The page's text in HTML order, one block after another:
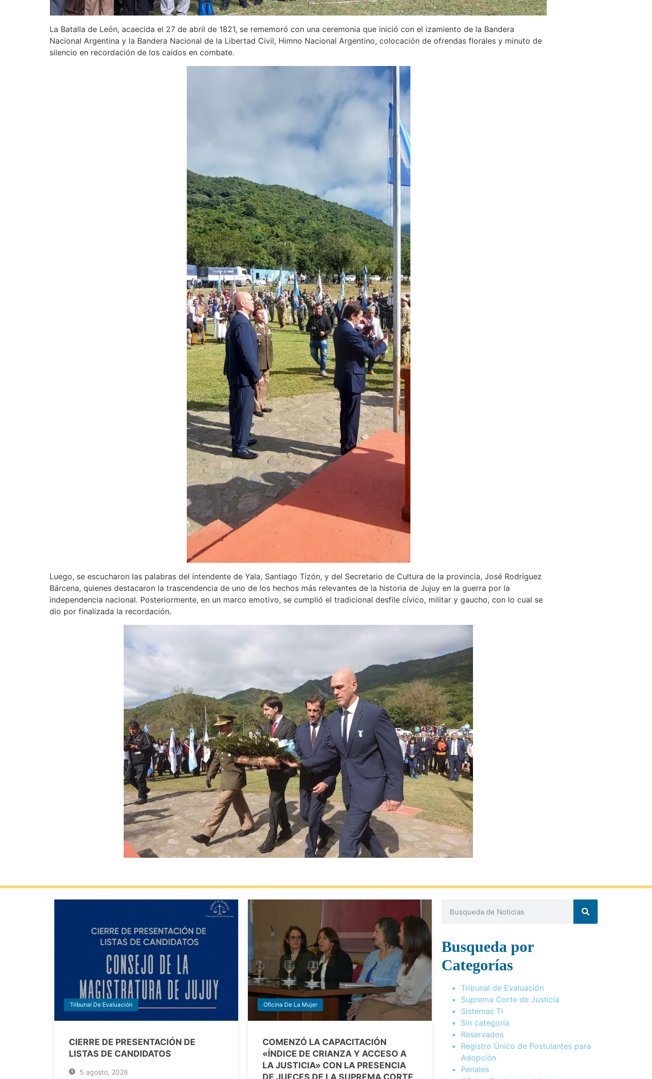
La Batalla de León, acaecida el 27 de abril de 1821, se rememoró con una ceremonia que inició con el izamiento de la Bandera
Nacional Argentina y la Bandera Nacional de la Libertad Civil, Himno Nacional Argentino, colocación de ofrendas florales y minuto de
silencio en recordación de los caídos en combate.
Luego, se escucharon las palabras del intendente de Yala, Santiago Tizón, y del Secretario de Cultura de la provincia, José Rodríguez
Bárcena, quienes destacaron la trascendencia de uno de los hechos más relevantes de la historia de Jujuy en la guerra por la
independencia nacional. Posteriormente, en un marco emotivo, se cumplió el tradicional desfile cívico, militar y gaucho, con lo cual se
dio por finalizada la recordación.
Tribunal De Evaluación
CIERRE DE PRESENTACIÓN DE
LISTAS DE CANDIDATOS
5 agosto, 2026
Oficina De La Mujer
COMENZÓ LA CAPACITACIÓN
«ÍNDICE DE CRIANZA Y ACCESO A
LA JUSTICIA» CON LA PRESENCIA
DE JUECES DE LA SUPREMA CORTE
Busqueda por
Categorías
Tribunal de Evaluación
Suprema Corte de Justicia
Sistemas TI
Sin categoría
Reservados
Registro Único de Postulantes para
Adopción
Penales